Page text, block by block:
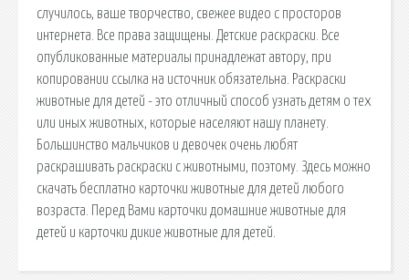
случилось, ваше творчество, свежее видео с просторов
интернета. Все права защищены. Детские раскраски. Все
опубликованные материалы принадлежат автору, при
копировании ссылка на источник обязательна. Раскраски
животные для детей - это отличный способ узнать детям о тех
или иных животных, которые населяют нашу планету.
Большинство мальчиков и девочек очень любят
раскрашивать раскраски с животными, поэтому. Здесь можно
скачать бесплатно карточки животные для детей любого
возраста. Перед Вами карточки домашние животные для
детей и карточки дикие животные для детей.